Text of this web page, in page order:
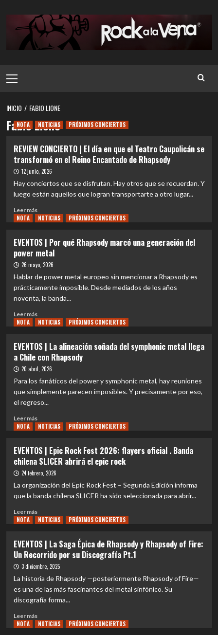
contenido
principal
INICIO FABIO LIONE
Fabio Lione
NOTA NOTICIAS PRÓXIMOS CONCIERTOS
REVIEW CONCIERTO | El día en que el Teatro Caupolicán se
transformó en el Reino Encantado de Rhapsody
12 junio, 2026
Hay conciertos que se disfrutan. Hay otros que se recuerdan. Y
luego están aquellos que logran transportarte a otro lugar...
Leer másLeer
más
CONCIERTO
|
El
día
que
el
Caupolicán
se
en
el
Reino
de
Rhapsody
NOTA NOTICIAS PRÓXIMOS CONCIERTOS
EVENTOS | Por qué Rhapsody marcó una generación del
power metal
26 mayo, 2026
Hablar de power metal europeo sin mencionar a Rhapsody es
prácticamente imposible. Desde mediados de los años
noventa, la banda...
Leer másLeer
más
|
Por
qué
Rhapsody
una
generación
power
metal
NOTA NOTICIAS PRÓXIMOS CONCIERTOS
EVENTOS | La alineación soñada del symphonic metal llega
a Chile con Rhapsody
20 abril, 2026
Para los fanáticos del power y symphonic metal, hay reuniones
que simplemente parecen imposibles. Y precisamente por eso,
el regreso...
Leer másLeer
más
|
La
alineación
soñada
symphonic
metal
llega
con
Rhapsody
NOTA NOTICIAS PRÓXIMOS CONCIERTOS
EVENTOS | Epic Rock Fest 2026: flayers oficial . Banda
chilena SLICER abrirá el epic rock
24 febrero, 2026
La organización del Epic Rock Fest – Segunda Edición informa
que la banda chilena SLICER ha sido seleccionada para abrir...
Leer másLeer
más
|
Epic
Rock
Fest
flayers
oficial
Banda
chilena
NOTA NOTICIAS PRÓXIMOS CONCIERTOS
EVENTOS | La Saga Épica de Rhapsody y Rhapsody of Fire:
Un Recorrido por su Discografía Pt.1
3 diciembre, 2025
La historia de Rhapsody —posteriormente Rhapsody of Fire—
es una de las más fascinantes del metal sinfónico. Su
discografía forma...
Leer másLeer
más
NOTA NOTICIAS PRÓXIMOS CONCIERTOS